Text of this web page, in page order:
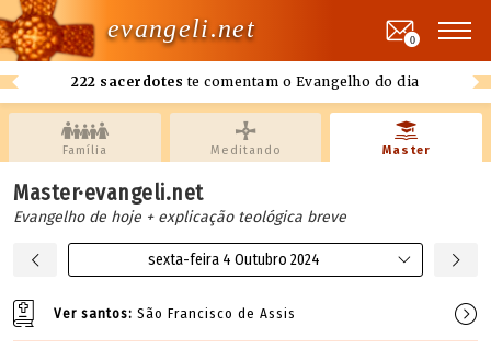
evangeli.net
222 sacerdotes te comentam o Evangelho do dia
0
Família Meditando Master
Master·evangeli.net
Evangelho de hoje + explicação teológica breve
sexta-feira 4 Outubro 2024
Ver santos: São Francisco de Assis